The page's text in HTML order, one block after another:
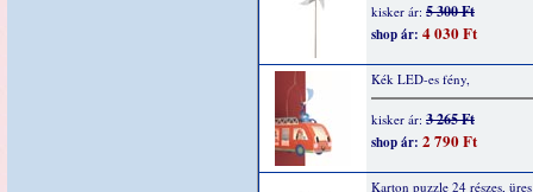
kisker ár: 5 300 Ft
shop ár: 4 030 Ft
Kék LED-es fény,
kisker ár: 3 265 Ft
shop ár: 2 790 Ft
Karton puzzle 24 részes,